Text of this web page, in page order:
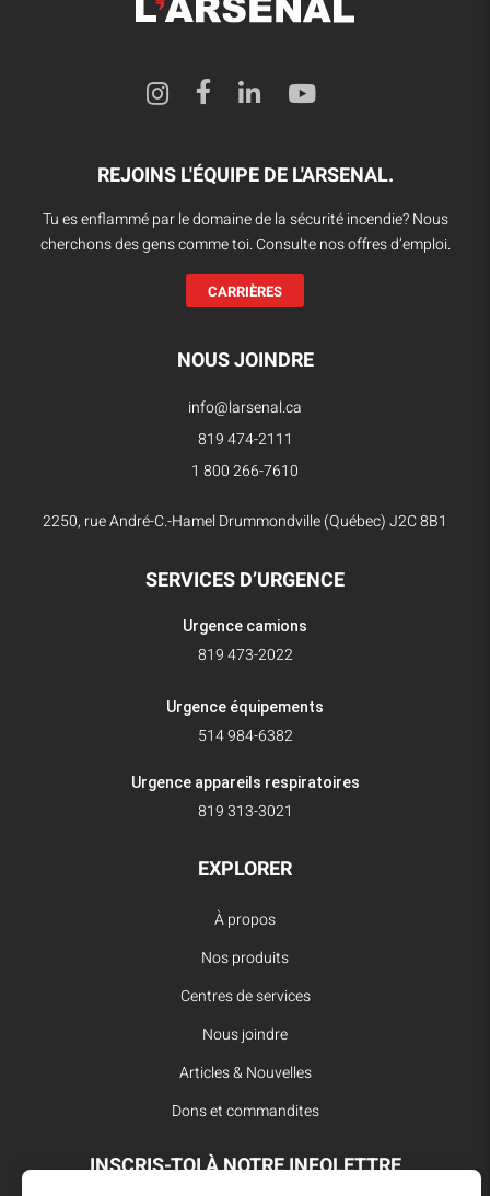
REJOINS L'ÉQUIPE DE L'ARSENAL.
Tu es enflammé par le domaine de la sécurité incendie? Nous
cherchons des gens comme toi. Consulte nos offres d’emploi.
CARRIÈRES
NOUS JOINDRE
info@larsenal.ca
819 474-2111
1 800 266-7610
2250, rue André-C.-Hamel Drummondville (Québec) J2C 8B1
SERVICES D’URGENCE
Urgence camions
819 473-2022
Urgence équipements
514 984-6382
Urgence appareils respiratoires
819 313-3021
EXPLORER
À propos
Nos produits
Centres de services
Nous joindre
Articles & Nouvelles
Dons et commandites
INSCRIS-TOI À NOTRE INFOLETTRE